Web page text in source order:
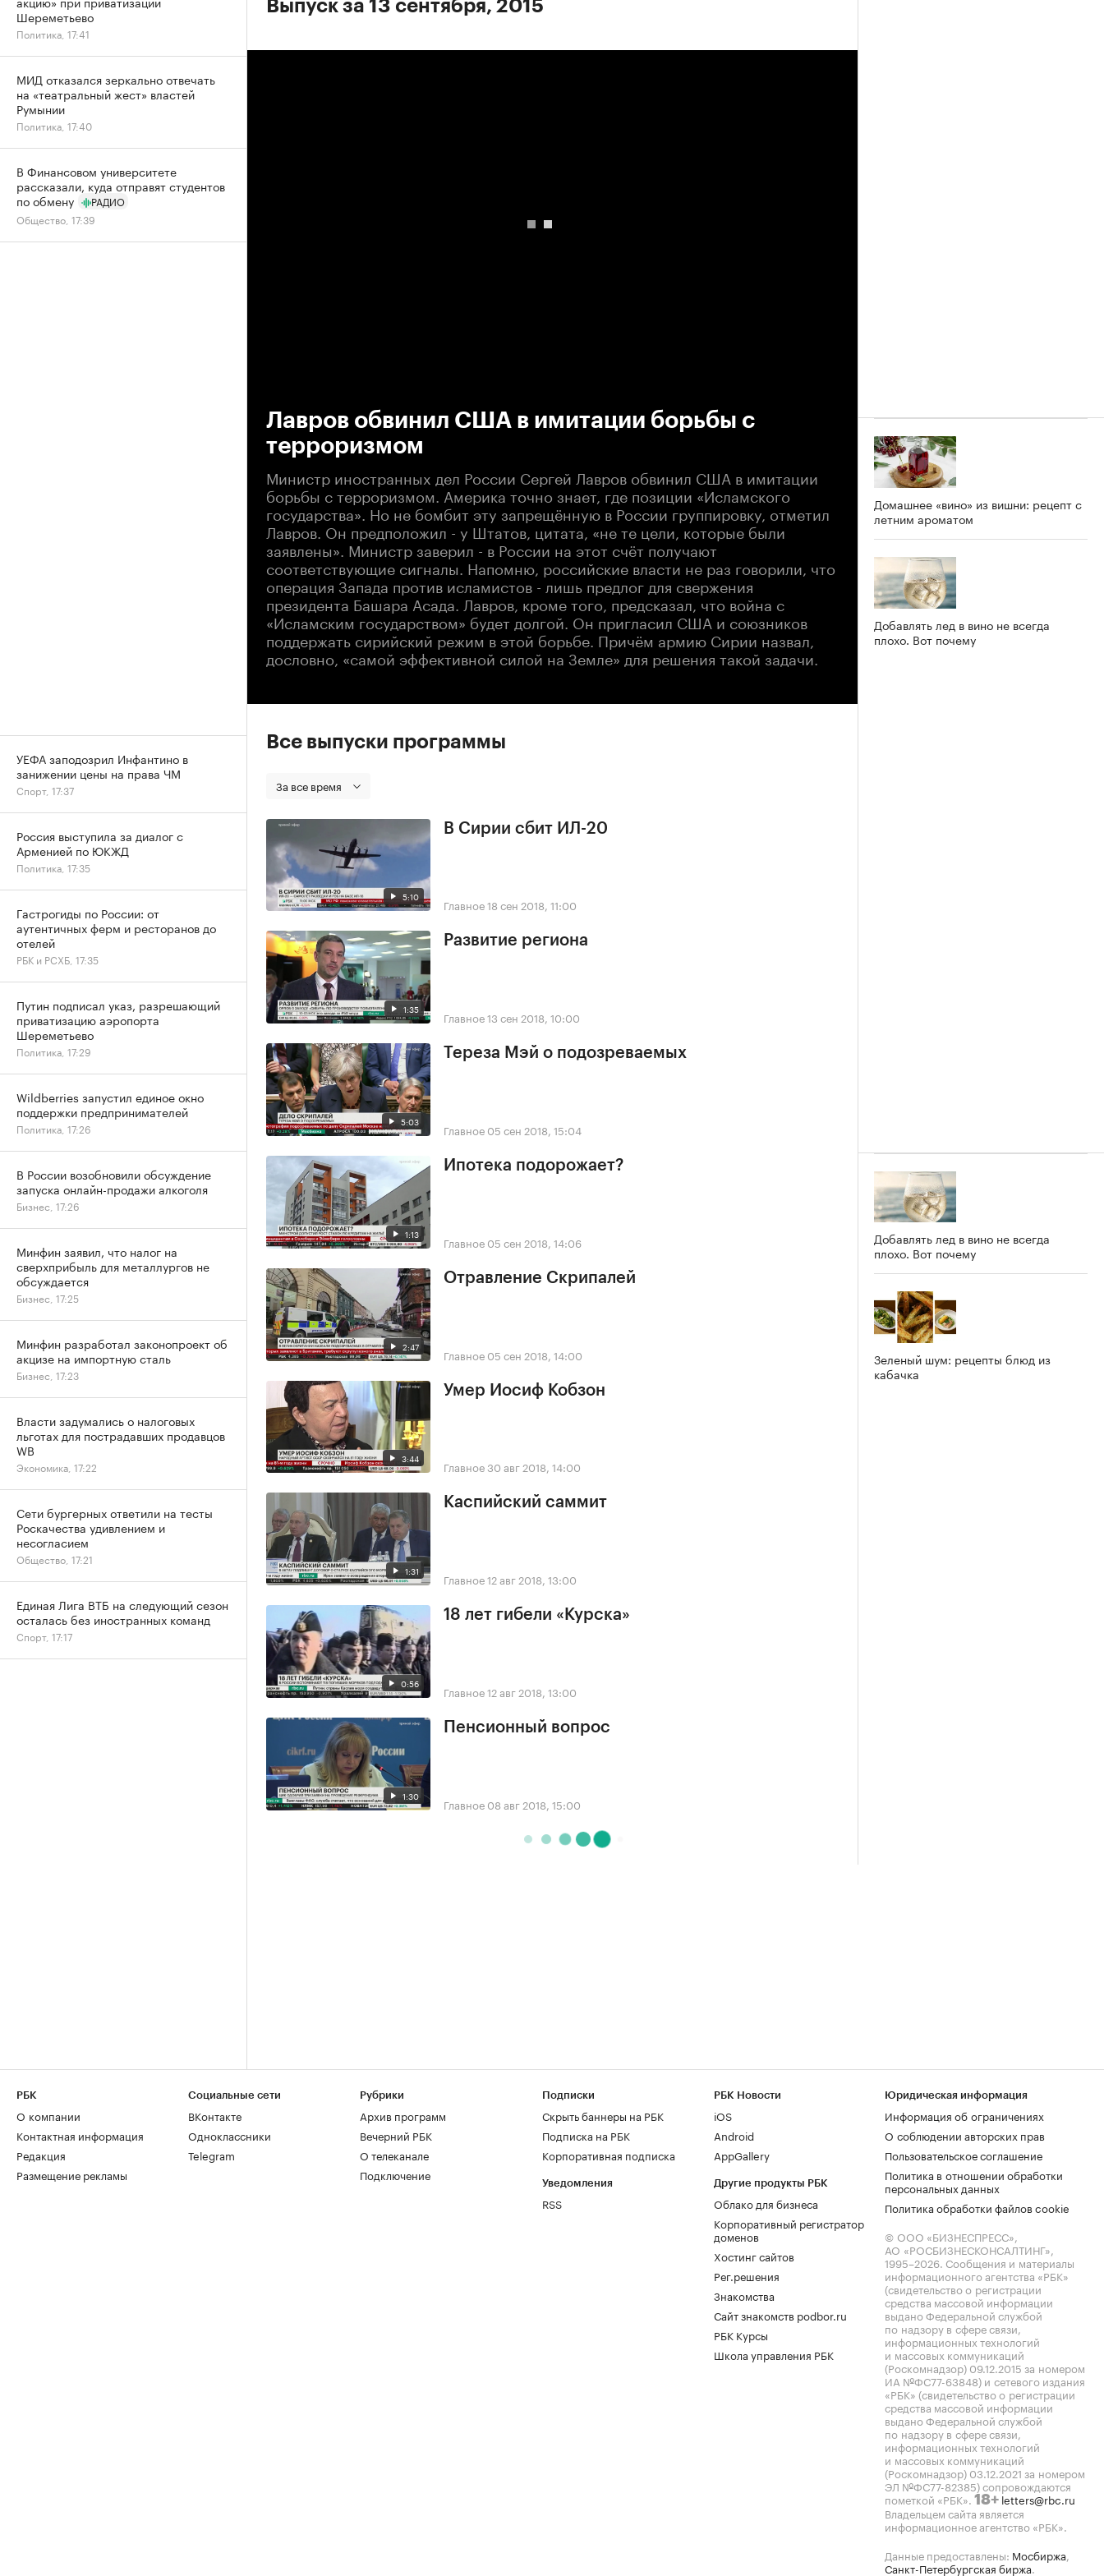
Выпуск за 13 сентября, 2015
Лавров обвинил США в имитации борьбы с
терроризмом
Министр иностранных дел России Сергей Лавров обвинил США в имитации
борьбы с терроризмом. Америка точно знает, где позиции «Исламского
государства». Но не бомбит эту запрещённую в России группировку, отметил
Лавров. Он предположил - у Штатов, цитата, «не те цели, которые были
заявлены». Министр заверил - в России на этот счёт получают
соответствующие сигналы. Напомню, российские власти не раз говорили, что
операция Запада против исламистов - лишь предлог для свержения
президента Башара Асада. Лавров, кроме того, предсказал, что война с
«Исламским государством» будет долгой. Он пригласил США и союзников
поддержать сирийский режим в этой борьбе. Причём армию Сирии назвал,
дословно, «самой эффективной силой на Земле» для решения такой задачи.
Все выпуски программы
За все время
5:10
В Сирии сбит ИЛ-20
Главное18 сен 2018, 11:00
1:35
Развитие региона
Главное13 сен 2018, 10:00
5:03
Тереза Мэй о подозреваемых
Главное 05 сен 2018, 15:04
1:13
Ипотека подорожает?
Главное 05 сен 2018, 14:06
2:47
Отравление Скрипалей
Главное 05 сен 2018, 14:00
3:44
Умер Иосиф Кобзон
Главное30 авг 2018, 14:00
1:31
Каспийский саммит
Главное12 авг 2018, 13:00
0:56
18 лет гибели «Курска»
Главное12 авг 2018, 13:00
1:30
Пенсионный вопрос
Главное 08 авг 2018, 15:00
Домашнее «вино» из вишни: рецепт с
летним ароматом
Добавлять лед в вино не всегда
плохо. Вот почему
Добавлять лед в вино не всегда
плохо. Вот почему
Зеленый шум: рецепты блюд из
кабачка
Шереметьево
Политика, 17:41
МИД отказался зеркально отвечать
на «театральный жест» властей
Румынии
Политика, 17:40
В Финансовом университете
рассказали, куда отправят студентов
по обмену
РАДИО
Общество, 17:39
УЕФА заподозрил Инфантино в
занижении цены на права ЧМ
Спорт, 17:37
Россия выступила за диалог с
Арменией по ЮКЖД
Политика, 17:35
Гастрогиды по России: от
аутентичных ферм и ресторанов до
отелей
РБК и РСХБ, 17:35
Путин подписал указ, разрешающий
приватизацию аэропорта
Шереметьево
Политика, 17:29
Wildberries запустил единое окно
поддержки предпринимателей
Политика, 17:26
В России возобновили обсуждение
запуска онлайн-продажи алкоголя
Бизнес, 17:26
Минфин заявил, что налог на
сверхприбыль для металлургов не
обсуждается
Бизнес, 17:25
Минфин разработал законопроект об
акцизе на импортную сталь
Бизнес, 17:23
Власти задумались о налоговых
льготах для пострадавших продавцов
WB
Экономика, 17:22
Сети бургерных ответили на тесты
Роскачества удивлением и
несогласием
Общество, 17:21
Единая Лига ВТБ на следующий сезон
осталась без иностранных команд
Спорт, 17:17
РБК
О компании
Контактная информация
Редакция
Размещение рекламы
Социальные сети
ВКонтакте
Одноклассники
Telegram
Рубрики
Архив программ
Вечерний РБК
О телеканале
Подключение
Подписки
Скрыть баннеры на РБК
Подписка на РБК
Корпоративная подписка
Уведомления
RSS
РБК Новости
iOS
Android
AppGallery
Другие продукты РБК
Облако для бизнеса
Корпоративный регистратор
доменов
Хостинг сайтов
Рег.решения
Знакомства
Сайт знакомств podbor.ru
РБК Курсы
Школа управления РБК
Юридическая информация
Информация об ограничениях
О соблюдении авторских прав
Пользовательское соглашение
Политика в отношении обработки
персональных данных
Политика обработки файлов cookie
© ООО «БИЗНЕСПРЕСС»,
АО «РОСБИЗНЕСКОНСАЛТИНГ»,
1995–2026. Сообщения и материалы
информационного агентства «РБК»
(свидетельство о регистрации
средства массовой информации
выдано Федеральной службой
по надзору в сфере связи,
информационных технологий
и массовых коммуникаций
(Роскомнадзор) 09.12.2015 за номером
ИА №ФС77-63848) и сетевого издания
«РБК» (свидетельство о регистрации
средства массовой информации
выдано Федеральной службой
по надзору в сфере связи,
информационных технологий
и массовых коммуникаций
(Роскомнадзор) 03.12.2021 за номером
ЭЛ №ФС77-82385) сопровождаются
пометкой «РБК». 18+ letters@rbc.ru
Владельцем сайта является
информационное агентство «РБК».
Данные предоставлены: Мосбиржа,
Санкт-Петербургская биржа.